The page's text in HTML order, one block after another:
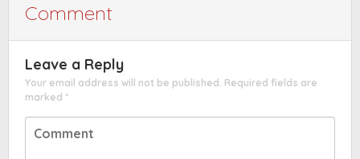
Comment
Leave a Reply
Your email address will not be published. Required fields are
marked *